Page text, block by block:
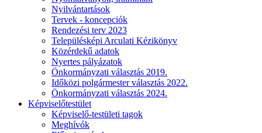
Nyilvántartások
Tervek - koncepciók
Rendezési terv 2023
Településképi Arculati Kézikönyv
Közérdekű adatok
Nyertes pályázatok
Önkormányzati választás 2019.
Időközi polgármester választás 2022.
Önkormányzati választás 2024.
Képviselőtestület
Képviselő-testületi tagok
Meghívók